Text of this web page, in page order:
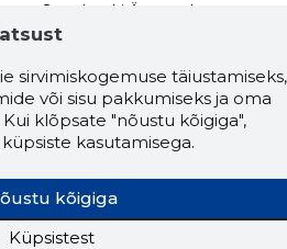
Storybooki Äpp toob
400 000 Eesti
(juhid, ametnikud).
maksevõime ja
sirvimiskogemuse täiustamiseks,
või sisu pakkumiseks ja oma
klõpsate "nõustu kõigiga",
kasutamisega.
kõigiga
Küpsistest